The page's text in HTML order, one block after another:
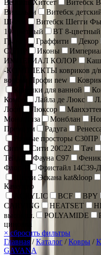
Версаль Хитсет
Витебск
Вивальди
Витебск
Шегги
Витебск Шегги
10-цветный
ВТ 8-цветный
Гранат
Граффити Декор
С17ПР
Иконы
ИМПЕРИАЛ КОЛОР
-КОМПЛЕКТЫ ковриков д/
ворсом Профи new
Коврики для ванной
Комбо
Лайла де Люкс
Лофт
Люксор
Мона Лиза
Монблан
Премиум
Радуга
Родные просторы С30ПР
Сити
Сити 20С22 Тач
Тейда
Фауна С97
Флор Т
Фристайл 14С39-
Шегги Эскана kat&loop
Качество
ACRYLIC
BCF BPY
CARVING
HEATSET
высокпл.
POLYAMIDE
циновка
× сбросить фильтры
Главная/Каталог /Ковры /
GAVANA